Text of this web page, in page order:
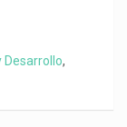
Desarrollo,